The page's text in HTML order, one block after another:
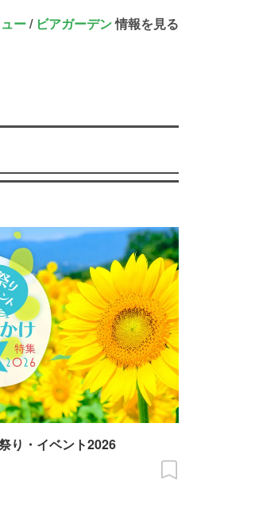
ー/ ビアガーデン情報を見る
り・イベント2026